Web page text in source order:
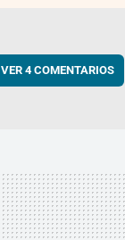
VER4 COMENTARIOS